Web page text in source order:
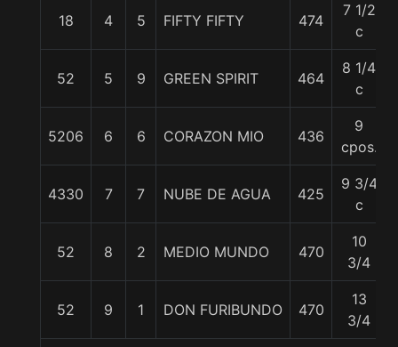
18 4 5 FIFTY FIFTY 474
7 1/2
c
52 5 9 GREEN SPIRIT 464
8 1/4
c
5206 6 6 CORAZON MIO 436
9
cpos.
4330 7 7 NUBE DE AGUA 425
9 3/4
c
52 8 2 MEDIO MUNDO 470
10
3/4
52 9 1 DON FURIBUNDO 470
13
3/4